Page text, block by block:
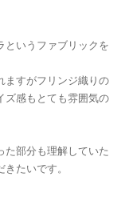
というファブリックを
ますがフリンジ織りの
ズ感もとても雰囲気の
た部分も理解していた
たいです。